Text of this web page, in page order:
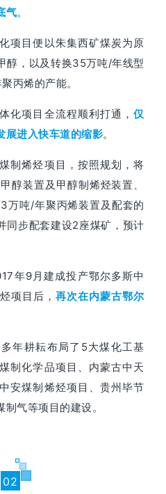
气。
项目便以朱集西矿煤炭为原
醇，以及转换35万吨/年线型
丙烯的产能。
化项目全流程顺利打通，仅
展进入快车道的缩影。
制烯烃项目，按照规划，将
醇装置及甲醇制烯烃装置、
万吨/年聚丙烯装置及配套的
同步配套建设2座煤矿，预计
年9月建成投产鄂尔多斯中
项目后，再次在内蒙古鄂尔
年耕耘布局了5大煤化工基
制化学品项目、内蒙古中天
安煤制烯烃项目、贵州毕节
气等项目的建设。
02